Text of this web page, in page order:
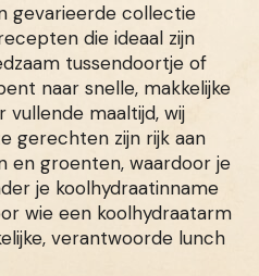
gevarieerde collectie
die ideaal zijn
tussendoortje of
naar snelle, makkelijke
maaltijd, wij
gerechten zijn rijk aan
en groenten, waardoor je
je koolhydraatinname
wie een koolhydraatarm
verantwoorde lunch